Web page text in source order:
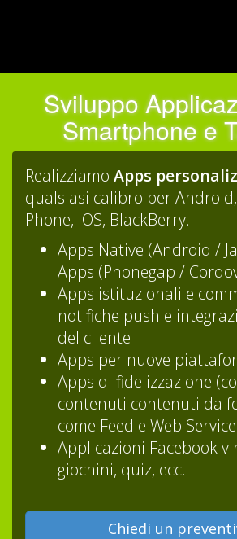
Sviluppo
Smartphone e
Realizziamo Apps
qualsiasi calibro per
Phone, iOS, BlackBerry.
Apps Native (Android /
Apps (Phonegap /
Apps istituzionali e
notifiche push e
del cliente
Apps per nuove
Apps di fidelizzazione
contenuti contenuti da
come Feed e Web
Applicazioni Facebook
giochini, quiz, ecc.
Chiedi un